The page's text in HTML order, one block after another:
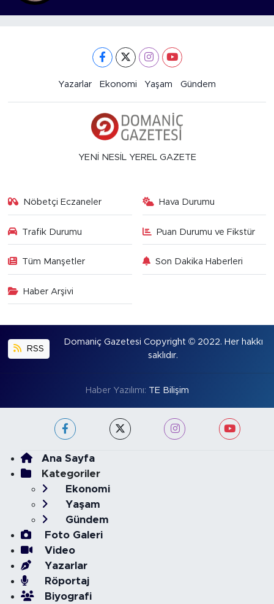
Yazarlar Ekonomi Yaşam Gündem
YENİ NESİL YEREL GAZETE
Nöbetçi Eczaneler Hava Durumu
Trafik Durumu Puan Durumu ve Fikstür
Tüm Manşetler Son Dakika Haberleri
Haber Arşivi
RSS
Domaniç Gazetesi Copyright © 2022. Her hakkı
saklıdır.
Haber Yazılımı: TE Bilişim
Ana Sayfa
Kategoriler
Ekonomi
Yaşam
Gündem
Foto Galeri
Video
Yazarlar
Röportaj
Biyografi